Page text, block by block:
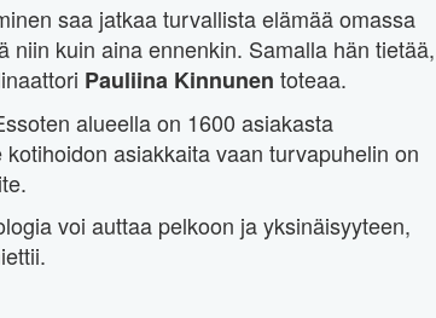
saa jatkaa turvallista elämää omassa
niin kuin aina ennenkin. Samalla hän tietää,
Pauliina Kinnunen toteaa.
alueella on 1600 asiakasta
asiakkaita vaan turvapuhelin on
voi auttaa pelkoon ja yksinäisyyteen,